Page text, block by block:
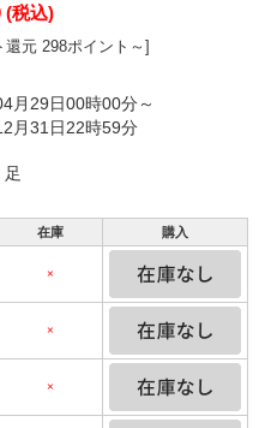
(税込)
還元 298ポイント～]
月29日00時00分～
月31日22時59分
足
在庫 購入
×
×
×